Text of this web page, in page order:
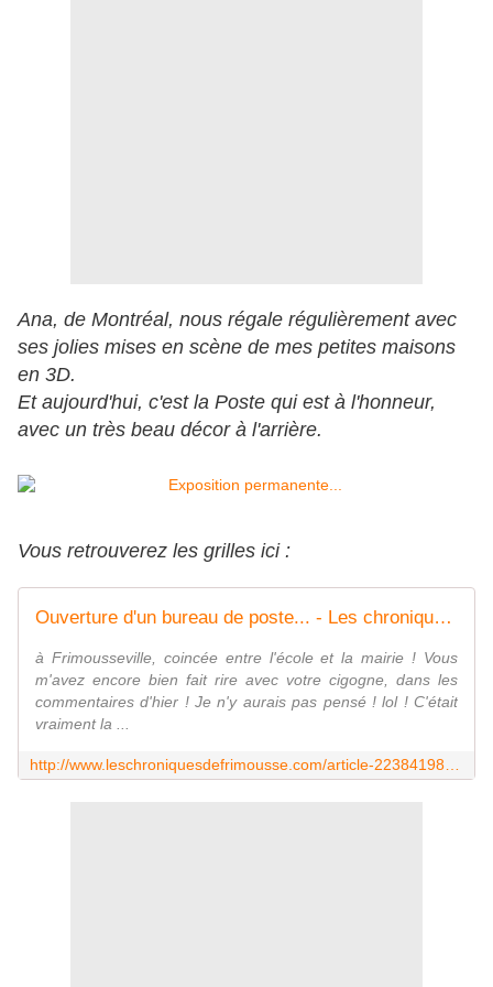
Ana, de Montréal, nous régale régulièrement avec
ses jolies mises en scène de mes petites maisons
en 3D.
Et aujourd'hui, c'est la Poste qui est à l'honneur,
avec un très beau décor à l'arrière.
Vous retrouverez les grilles ici :
Ouverture d'un bureau de poste... - Les chroniques de Frimousse
à Frimousseville, coincée entre l'école et la mairie ! Vous
m'avez encore bien fait rire avec votre cigogne, dans les
commentaires d'hier ! Je n'y aurais pas pensé ! lol ! C'était
vraiment la ...